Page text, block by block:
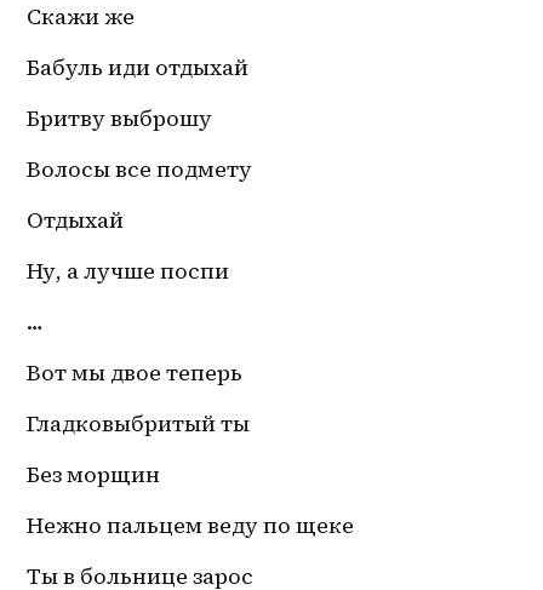
Скажи же
Бабуль иди отдыхай
Бритву выброшу
Волосы все подмету
Отдыхай
Ну, а лучше поспи
…
Вот мы двое теперь
Гладковыбритый ты
Без морщин
Нежно пальцем веду по щеке
Ты в больнице зарос